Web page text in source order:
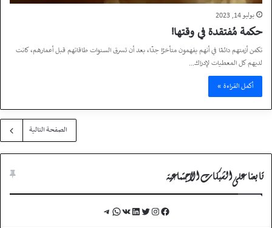
يوليو 14, 2023
حكمة مُفتقدة في وقتها!
تكمن أزمتهم دائمًا في أنهم يفهمون متأخرًا جدًا، بعد أن تسرق السنوات طاقاتهم قبل أعمارهم، كانت
لديهم كل المعطيات لإدراك…
أكمل القراءة »
الصفحة التالية
تابعنا على الشبكات الاجتماعية
Facebook
Instagram
Twitter
LinkedIn
VK
WhatsApp
Telegram